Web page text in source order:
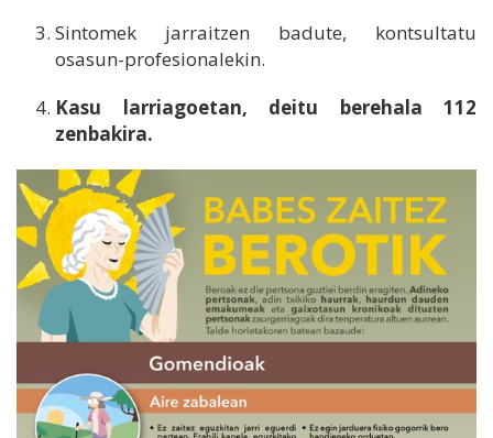
Sintomek jarraitzen badute, kontsultatu
osasun-profesionalekin.
Kasu larriagoetan, deitu berehala 112
zenbakira.